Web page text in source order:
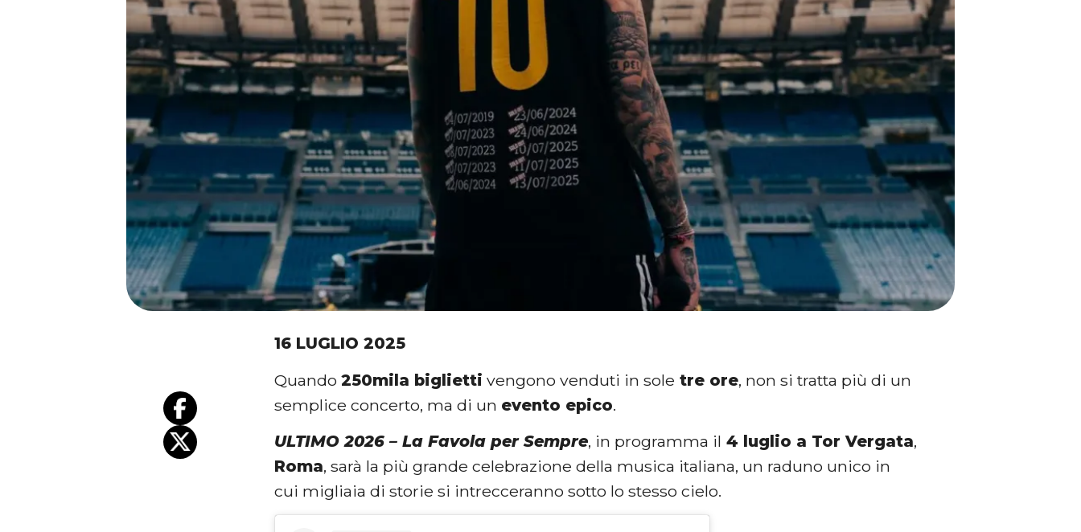
16 LUGLIO 2025
Quando250mila biglietti vengono venduti in sole tre ore, non si tratta più di un
semplice concerto, ma di un evento epico.
ULTIMO 2026 – La Favola per Sempre, in programma il 4 luglio a Tor Vergata,
Roma, sarà la più grande celebrazione della musica italiana, un raduno unico in
cui migliaia di storie si intrecceranno sotto lo stesso cielo.